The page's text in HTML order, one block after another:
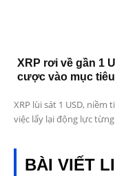
XRP rơi về gần 1
cược vào mục tiêu
XRP lùi sát 1 USD,
việc lấy lại động lực
BÀI VIẾT